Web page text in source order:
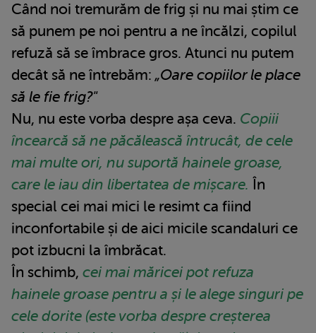
Când noi tremurăm de frig și nu mai știm ce
să punem pe noi pentru a ne încălzi, copilul
refuză să se îmbrace gros. Atunci nu putem
decât să ne întrebăm: „Oare copiilor le place
să le fie frig?"
Nu, nu este vorba despre așa ceva. Copiii
încearcă să ne păcălească întrucât, de cele
mai multe ori, nu suportă hainele groase,
care le iau din libertatea de mișcare. În
special cei mai mici le resimt ca fiind
inconfortabile și de aici micile scandaluri ce
pot izbucni la îmbrăcat.
În schimb, cei mai măricei pot refuza
hainele groase pentru a și le alege singuri pe
cele dorite (este vorba despre creșterea